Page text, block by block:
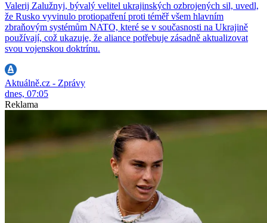
Valerij Zalužnyj, bývalý velitel ukrajinských ozbrojených sil, uvedl,
že Rusko vyvinulo protiopatření proti téměř všem hlavním
zbraňovým systémům NATO, které se v současnosti na Ukrajině
používají, což ukazuje, že aliance potřebuje zásadně aktualizovat
svou vojenskou doktrínu.
Aktuálně.cz - Zprávy
dnes, 07:05
Reklama